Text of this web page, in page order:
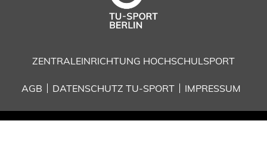
ZENTRALEINRICHTUNG HOCHSCHULSPORT
AGB DATENSCHUTZ TU-SPORT IMPRESSUM